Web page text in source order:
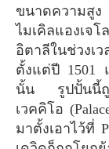
ขนาดความสู
ไมเคิลแองเจ
อิตาลีในช่วงเ
ตั้งแต่ปี 1501
นั้น รูปปั้นนี้ถูก
เวคคิโอ
มาตั้งเอาไว้ที่